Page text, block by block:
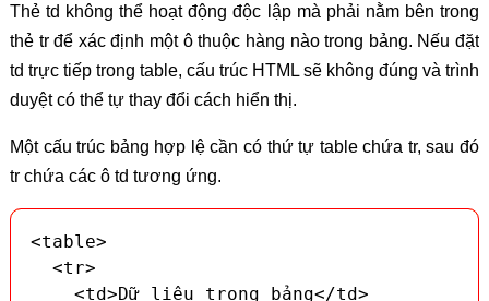
Thẻ td không thể hoạt động độc lập mà phải nằm bên trong
thẻ tr để xác định một ô thuộc hàng nào trong bảng. Nếu đặt
td trực tiếp trong table, cấu trúc HTML sẽ không đúng và trình
duyệt có thể tự thay đổi cách hiển thị.
Một cấu trúc bảng hợp lệ cần có thứ tự table chứa tr, sau đó
tr chứa các ô td tương ứng.
<table>